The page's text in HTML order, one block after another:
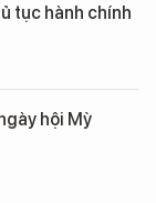
tục hành chính
hội Mỳ